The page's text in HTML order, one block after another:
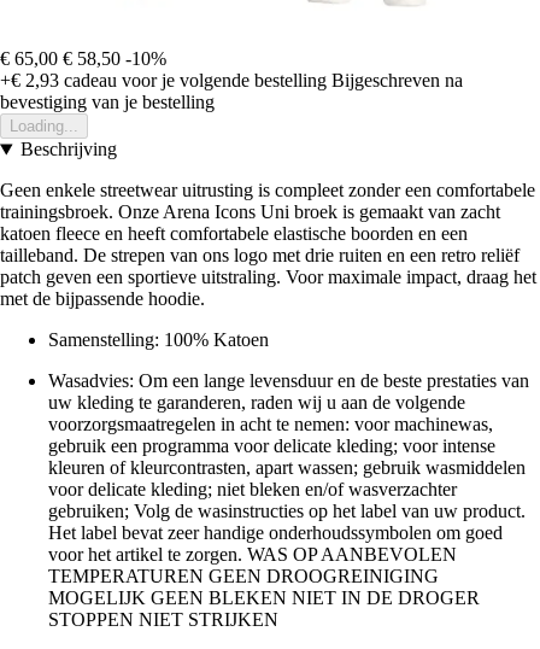
€ 65,00 € 58,50 -10%
+€ 2,93 cadeau voor je volgende bestelling Bijgeschreven na
bevestiging van je bestelling
Loading...
Beschrijving
Geen enkele streetwear uitrusting is compleet zonder een comfortabele
trainingsbroek. Onze Arena Icons Uni broek is gemaakt van zacht
katoen fleece en heeft comfortabele elastische boorden en een
tailleband. De strepen van ons logo met drie ruiten en een retro reliëf
patch geven een sportieve uitstraling. Voor maximale impact, draag het
met de bijpassende hoodie.
Samenstelling: 100% Katoen
Wasadvies: Om een lange levensduur en de beste prestaties van
uw kleding te garanderen, raden wij u aan de volgende
voorzorgsmaatregelen in acht te nemen: voor machinewas,
gebruik een programma voor delicate kleding; voor intense
kleuren of kleurcontrasten, apart wassen; gebruik wasmiddelen
voor delicate kleding; niet bleken en/of wasverzachter
gebruiken; Volg de wasinstructies op het label van uw product.
Het label bevat zeer handige onderhoudssymbolen om goed
voor het artikel te zorgen. WAS OP AANBEVOLEN
TEMPERATUREN GEEN DROOGREINIGING
MOGELIJK GEEN BLEKEN NIET IN DE DROGER
STOPPEN NIET STRIJKEN